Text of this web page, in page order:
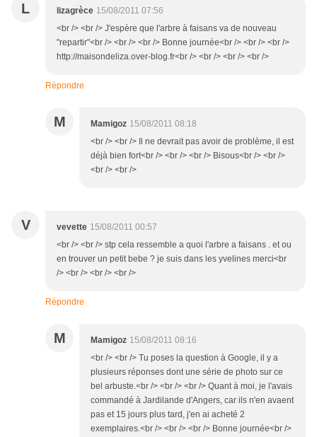
L lizagrèce 15/08/2011 07:56
<br /> <br /> J'espère que l'arbre à faisans va de nouveau
"repartir"<br /> <br /> <br /> Bonne journée<br /> <br /> <br />
http://maisondeliza.over-blog.fr<br /> <br /> <br /> <br />
Répondre
M Mamigoz 15/08/2011 08:18
<br /> <br /> Il ne devrait pas avoir de problème, il est
déjà bien fort<br /> <br /> <br /> Bisous<br /> <br />
<br /> <br />
V vevette 15/08/2011 00:57
<br /> <br /> stp cela ressemble a quoi l'arbre a faisans . et ou
en trouver un petit bebe ? je suis dans les yvelines merci<br
/> <br /> <br /> <br />
Répondre
M Mamigoz 15/08/2011 08:16
<br /> <br /> Tu poses la question à Google, il y a
plusieurs réponses dont une série de photo sur ce
bel arbuste.<br /> <br /> <br /> Quant à moi, je l'avais
commandé à Jardilande d'Angers, car ils n'en avaent
pas et 15 jours plus tard, j'en ai acheté 2
exemplaires.<br /> <br /> <br /> Bonne journée<br />